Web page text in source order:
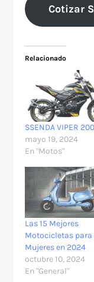
Cotizar
Relacionado
SSENDA VIPER
mayo 19, 2024
En "Motos"
Las 15 Mejores
Motocicletas para
Mujeres en 2024
octubre 10, 2024
En "General"